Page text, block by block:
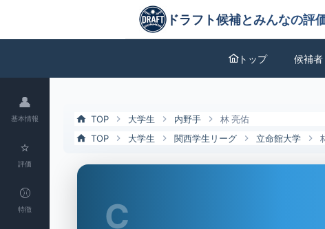
林 亮佑（立命館大）の特徴とドラフト評価 | ドラフト候補とみんなの評価
ドラフト候補とみんなの評価
トップ 候補者
👤
基本情報
⭐
評価
⚾
特徴
TOP 大学生 内野手
林 亮佑
TOP
大学生 関西学生リーグ 立命館大学
C